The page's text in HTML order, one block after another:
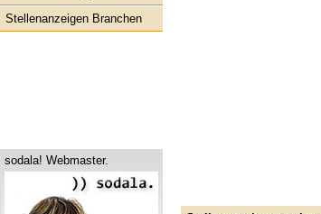
Stellenanzeigen Branchen
sodala! Webmaster.